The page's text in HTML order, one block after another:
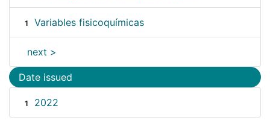
1 Variables fisicoquímicas
next >
Date issued
1 2022